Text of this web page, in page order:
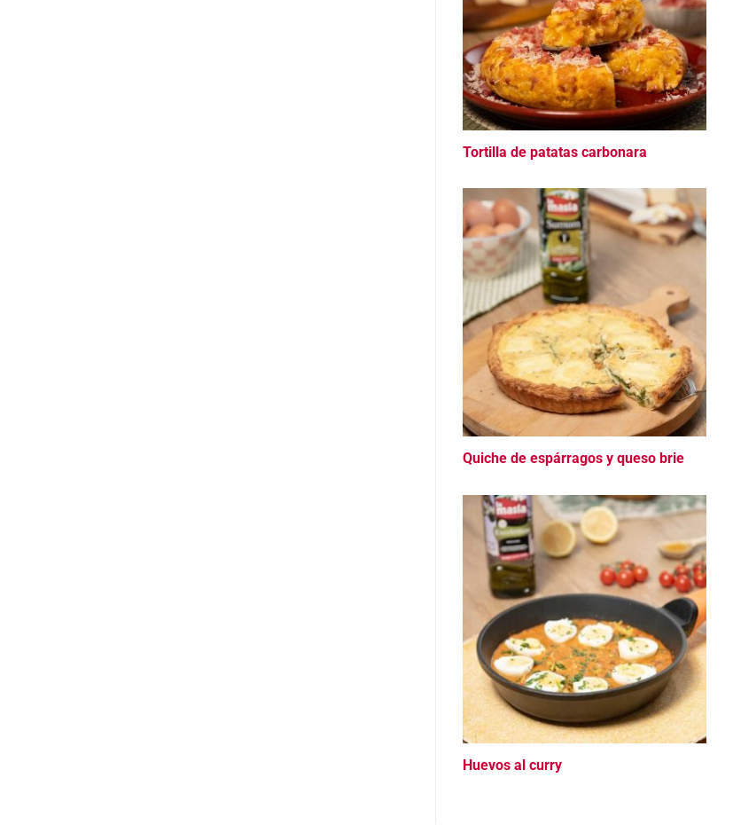
Tortilla de patatas carbonara
Quiche de espárragos y queso brie
Huevos al curry